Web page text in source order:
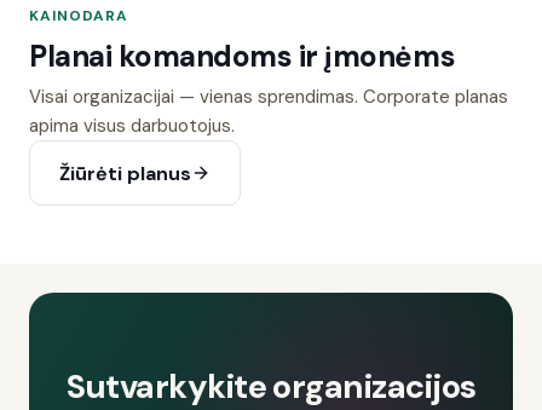
KAINODARA
Planai komandoms ir įmonėms
Visai organizacijai — vienas sprendimas. Corporate planas
apima visus darbuotojus.
Žiūrėti planus
Sutvarkykite organizacijos